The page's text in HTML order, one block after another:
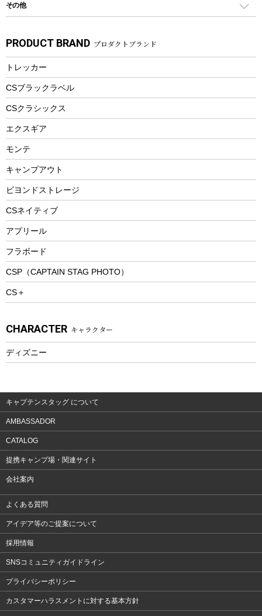
カトラリー
マグカップ、カップ
ステンレスボトル
フードボトル
トレー
ランチョンマット
ランチボックス
その他アウトドア雑貨
スプレー関係
ツール、他
パドル
ヘルメット
エアーポンプ
アクセサリー
自転車ウェア
ラッシュガード
パラソル
フローティングベスト
ヘルメット
エアーポンプ
ビーチテント
ウィンター
スノーシュー
防寒ウェア
トレッキング
トレッキングアクセサリー
プレイグッズ
ウェルネス
ウェア、タオル
ウェア
その他
湯たんぽ
防災用品
PRODUCT BRAND プロダクトブランド
トレッカー
CSブラックラベル
CSクラシックス
エクスギア
モンテ
キャンプアウト
ビヨンドストレージ
CSネイティブ
アプリール
フラボード
CSP（CAPTAIN STAG PHOTO）
CS＋
CHARACTER キャラクター
ディズニー
キャプテンスタッグ について
AMBASSADOR
CATALOG
提携キャンプ場・関連サイト
会社案内
よくある質問
アイデア等のご提案について
採用情報
SNSコミュニティガイドライン
プライバシーポリシー
カスタマーハラスメントに対する基本方針